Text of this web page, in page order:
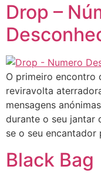
Drop –
O primeiro encontro
reviravolta
mensagens
durante o seu jantar
se o seu
Black Bag